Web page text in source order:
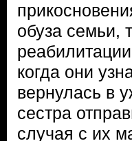
обуза семьи,
когда они
вернулась в
сестра
случая с их